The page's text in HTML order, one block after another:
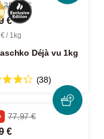
35,99 €
€
/ 1kg
Déjà vu 1kg
(38)
77,97 €
€